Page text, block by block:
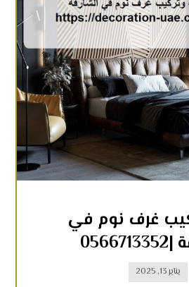
غرف نوم في
يناير 13, 2025